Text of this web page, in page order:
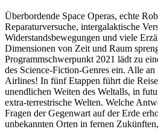
Überbordende Space Operas, echte
Reparaturversuche, intergalaktische
Widerstandsbewegungen und viele
Dimensionen von Zeit und Raum
Programmschwerpunkt 2021 lädt zu
des Science-Fiction-Genres ein. Alle
Airlines! In fünf Etappen führt die
unendlichen Weiten des Weltalls, in
extra-terrestrische Welten. Welche
Fragen der Gegenwart auf der Erde
unbekannten Orten in fernen